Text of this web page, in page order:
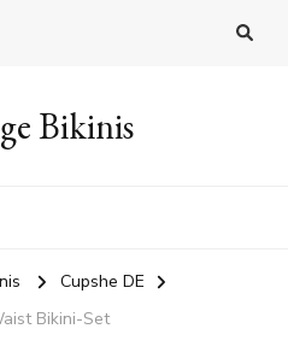
Bikinis
Cupshe DE
Bikini-Set